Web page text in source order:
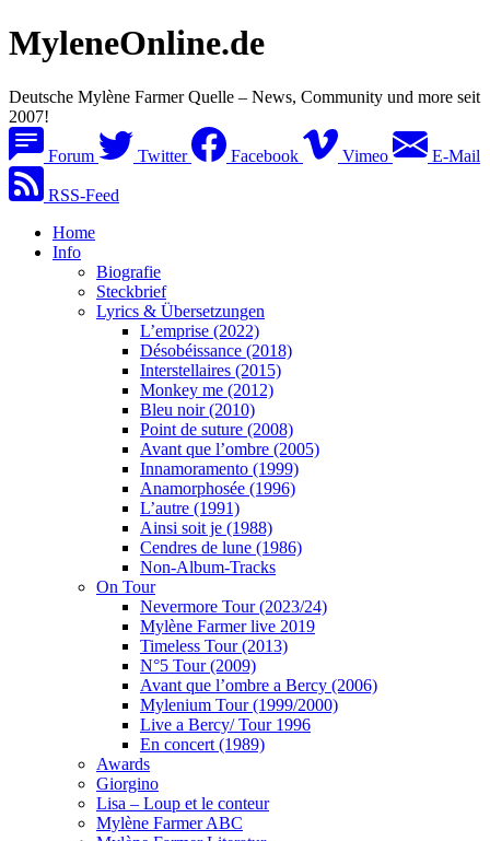
MyleneOnline.de
Deutsche Mylène Farmer Quelle – News, Community und more seit
2007!
Forum Twitter Facebook Vimeo E-Mail
RSS-Feed
Home
Info
Biografie
Steckbrief
Lyrics & Übersetzungen
L’emprise (2022)
Désobéissance (2018)
Interstellaires (2015)
Monkey me (2012)
Bleu noir (2010)
Point de suture (2008)
Avant que l’ombre (2005)
Innamoramento (1999)
Anamorphosée (1996)
L’autre (1991)
Ainsi soit je (1988)
Cendres de lune (1986)
Non-Album-Tracks
On Tour
Nevermore Tour (2023/24)
Mylène Farmer live 2019
Timeless Tour (2013)
N°5 Tour (2009)
Avant que l’ombre a Bercy (2006)
Mylenium Tour (1999/2000)
Live a Bercy/ Tour 1996
En concert (1989)
Awards
Giorgino
Lisa – Loup et le conteur
Mylène Farmer ABC